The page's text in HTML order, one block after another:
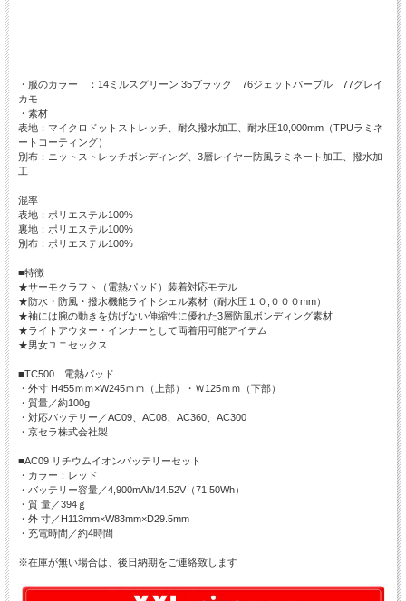
・服のカラー ：14ミルスグリーン 35ブラック 76ジェットパープル 77グレイ
カモ
・素材
表地：マイクロドットストレッチ、耐久撥水加工、耐水圧10,000mm（TPUラミネ
ートコーティング）
別布：ニットストレッチボンディング、3層レイヤー防風ラミネート加工、撥水加
工
混率
表地：ポリエステル100%
裏地：ポリエステル100%
別布：ポリエステル100%
■特徴
★サーモクラフト（電熱パッド）装着対応モデル
★防水・防風・撥水機能ライトシェル素材（耐水圧１０,０００mm）
★袖には腕の動きを妨げない伸縮性に優れた3層防風ボンディング素材
★ライトアウター・インナーとして両着用可能アイテム
★男女ユニセックス
■TC500 電熱パッド
・外寸 H455ｍｍ×W245ｍｍ（上部）・Ｗ125ｍｍ（下部）
・質量／約100g
・対応バッテリー／AC09、AC08、AC360、AC300
・京セラ株式会社製
■AC09 リチウムイオンバッテリーセット
・カラー：レッド
・バッテリー容量／4,900mAh/14.52V（71.50Wh）
・質 量／394ｇ
・外 寸／H113mm×W83mm×D29.5mm
・充電時間／約4時間
※在庫が無い場合は、後日納期をご連絡致します